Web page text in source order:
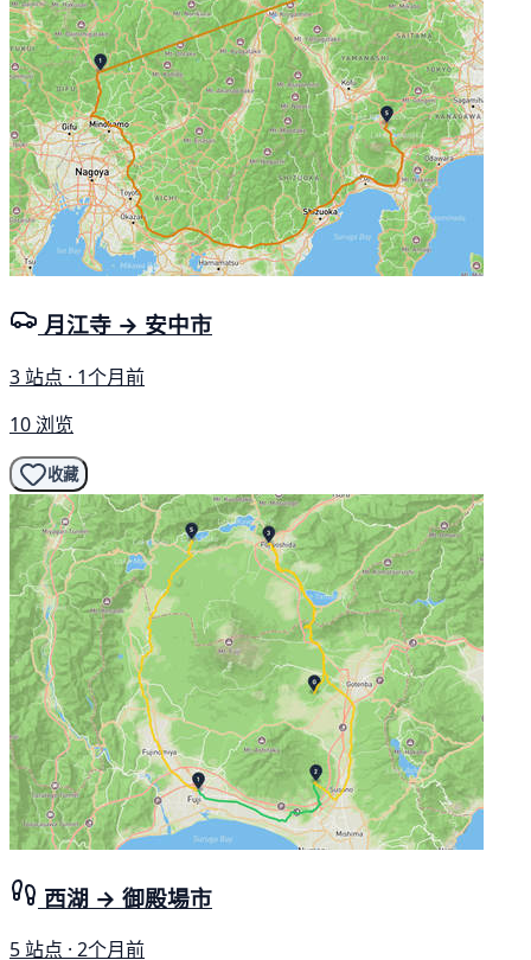
月江寺 → 安中市
3 站点 · 1个月前
10 浏览
收藏
西湖 → 御殿場市
5 站点 · 2个月前